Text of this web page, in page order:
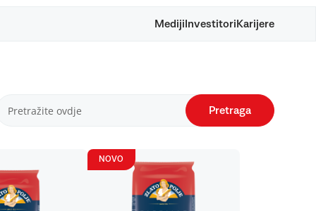
Mediji Investitori Karijere
Pretraga
NOVO